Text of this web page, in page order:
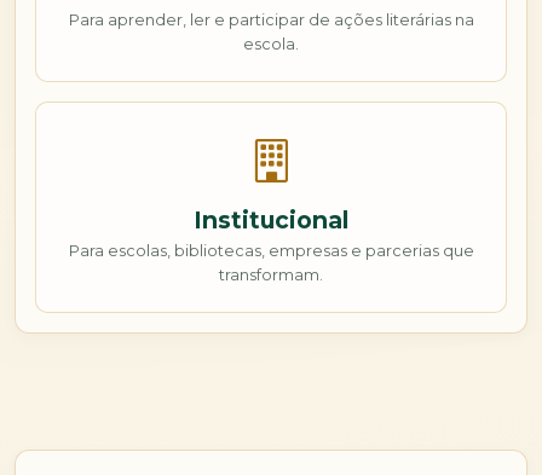
Para aprender, ler e participar de ações literárias na
escola.
Institucional
Para escolas, bibliotecas, empresas e parcerias que
transformam.